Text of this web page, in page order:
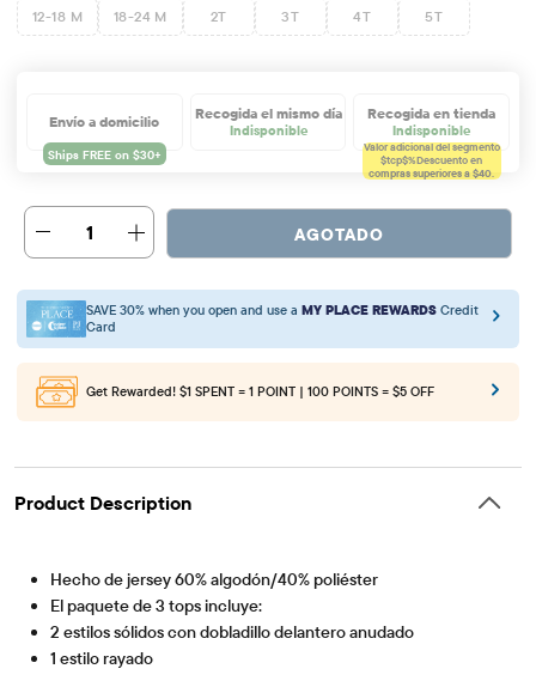
12-18 M 18-24 M 2T 3T 4T 5T
Envío a domicilio Recogida el mismo día
Indisponible
Recogida en tienda
Indisponible
Valor adicional del segmento
$tcp$%Descuento en
compras superiores a $40.
1 AGOTADO
SAVE 30% when you open and use a MY PLACE REWARDS Credit
Card
Get Rewarded! $1 SPENT = 1 POINT | 100 POINTS = $5 OFF
Product Description
Hecho de jersey 60% algodón/40% poliéster
El paquete de 3 tops incluye:
2 estilos sólidos con dobladillo delantero anudado
1 estilo rayado